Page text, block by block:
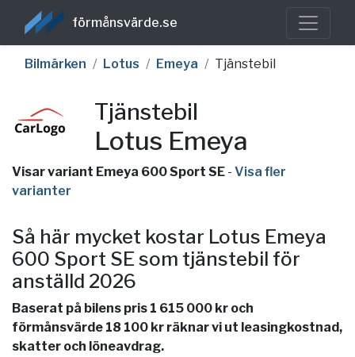
förmånsvärde.se
Bilmärken Lotus Emeya Tjänstebil
Tjänstebil
Lotus Emeya
Visar variant Emeya 600 Sport SE - Visa fler
varianter
Så här mycket kostar Lotus Emeya
600 Sport SE som tjänstebil för
anställd 2026
Baserat på bilens pris 1 615 000 kr och
förmånsvärde 18 100 kr räknar vi ut leasingkostnad,
skatter och löneavdrag.